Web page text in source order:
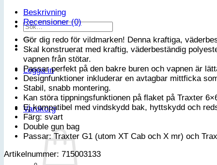
Sök
efter:
Logga in
Varukorg
Traxter
G1
G1
MAX
mängd
Beskrivning
Recensioner (0)
Gör dig redo för vildmarken! Denna kraftiga,
Skal konstruerat med kraftig, väderbeständig
vapnen från stötar.
Passar perfekt på den bakre buren och vapnen är
Designfunktioner inkluderar en avtagbar mittficka
Stabil, snabb montering.
Kan störa tippningsfunktionen på flaket på Traxter
Ej kompatibel med vindskydd bak, hyttskydd och
Färg: svart
Double gun bag
Passar: Traxter G1 (utom XT Cab och X mr) och
Artikelnummer: 715003133